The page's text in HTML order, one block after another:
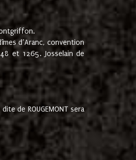
d’Aranc, convention
et 1265. Josselain de
de ROUGEMONT sera